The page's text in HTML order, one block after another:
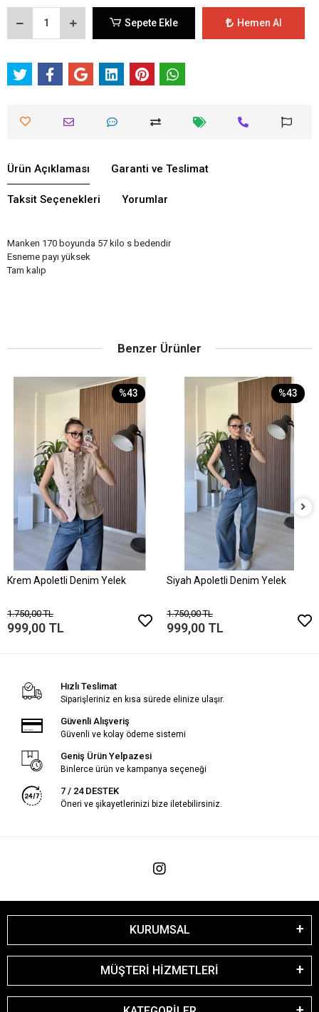
Sepete Ekle Hemen Al
Ürün Açıklaması Garanti ve Teslimat
Taksit Seçenekleri Yorumlar
Manken 170 boyunda 57 kilo s bedendir
Esneme payı yüksek
Tam kalıp
Benzer Ürünler
%43
Krem Apoletli Denim Yelek
1.750,00 TL
999,00 TL
%43
Siyah Apoletli Denim Yelek
1.750,00 TL
999,00 TL
Hızlı Teslimat
Siparişleriniz en kısa sürede elinize ulaşır.
Güvenli Alışveriş
Güvenli ve kolay ödeme sistemi
Geniş Ürün Yelpazesi
Binlerce ürün ve kampanya seçeneği
7 / 24 DESTEK
Öneri ve şikayetlerinizi bize iletebilirsiniz.
KURUMSAL
MÜŞTERİ HİZMETLERİ